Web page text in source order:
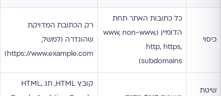
כיסוי
כל כתובות האתר תחת
הדומיין (www, non-www,
http, https,
subdomains)
רק הכתובת המדויקת
שהוגדרה (למשל,
https://www.example.com)
שיטת
קובץ HTML, תג HTML,